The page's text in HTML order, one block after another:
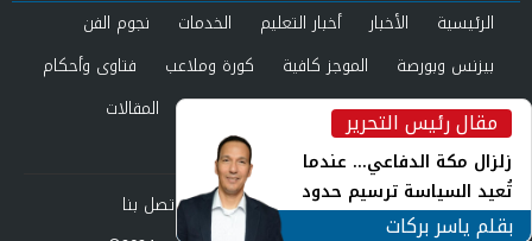
مقال رئيس التحرير
زلزال مكة الدفاعي... عندما
تُعيد السياسة ترسيم حدود
الأمن القومي العربي
بقلم ياسر بركات
الرئيسية الأخبار أخبار التعليم الخدمات
نجوم الفن
بيزنس وبورصة
الموجز كافية كورة وملاعب
فتاوى وأحكام
صحة وجمال
عرب وعالم حوادث ومحاكم
المقالات
العدد الورقي
من نحن
سياسة الخصوصية اتصل بنا